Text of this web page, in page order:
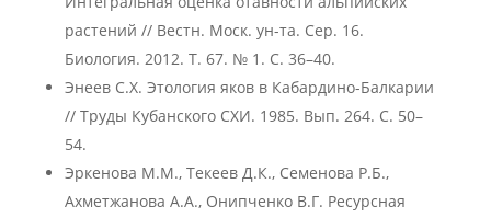
растений // Вестн. Моск. ун-та. Сер. 16.
Биология. 2012. Т. 67. № 1. С. 36–40.
Энеев С.Х. Этология яков в Кабардино-Балкарии
// Труды Кубанского СХИ. 1985. Вып. 264. С. 50–
54.
Эркенова М.М., Текеев Д.К., Семенова Р.Б.,
Ахметжанова А.А., Онипченко В.Г. Ресурсная